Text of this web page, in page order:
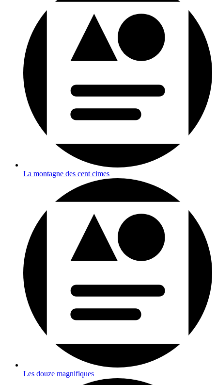
La montagne des cent cimes
Les douze magnifiques